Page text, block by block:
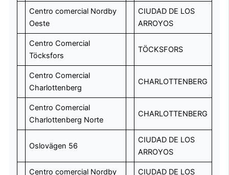
Centro comercial Nordby
Oeste
CIUDAD DE LOS
ARROYOS
Centro Comercial
Töcksfors
TÖCKSFORS
Centro Comercial
Charlottenberg
CHARLOTTENBERG
Centro Comercial
Charlottenberg Norte
CHARLOTTENBERG
Oslovägen 56
CIUDAD DE LOS
ARROYOS
Centro comercial Nordby
CIUDAD DE LOS